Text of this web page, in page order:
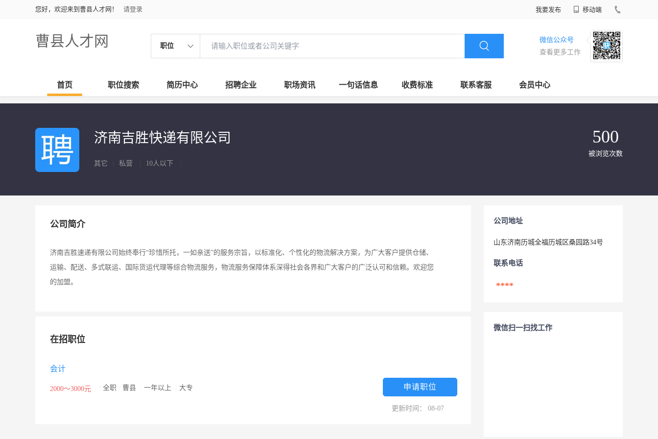
您好，欢迎来到曹县人才网！ 请登录 我要发布 移动端
曹县人才网 职位
微信公众号
查看更多工作
首页 职位搜索 简历中心 招聘企业 职场资讯 一句话信息 收费标准 联系客服 会员中心
济南吉胜快递有限公司
其它 私营 10人以下
500
被浏览次数
公司简介
济南吉胜速递有限公司始终奉行“珍惜所托，一如亲送”的服务宗旨，以标准化、个性化的物流解决方案，为广大客户提供仓储、
运输、配送、多式联运、国际货运代理等综合物流服务，物流服务保障体系深得社会各界和广大客户的广泛认可和信赖。欢迎您
的加盟。
在招职位
会计
2000～3000元 全职 曹县 一年以上 大专 申请职位
更新时间： 08-07
公司地址
山东济南历城全福历城区桑园路34号
联系电话
****
微信扫一扫找工作